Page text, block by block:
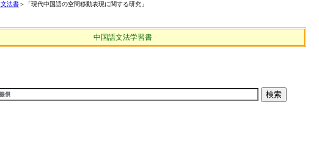
法書＞「現代中国語の空間移動表現に関する研究」
中国語文法学習書